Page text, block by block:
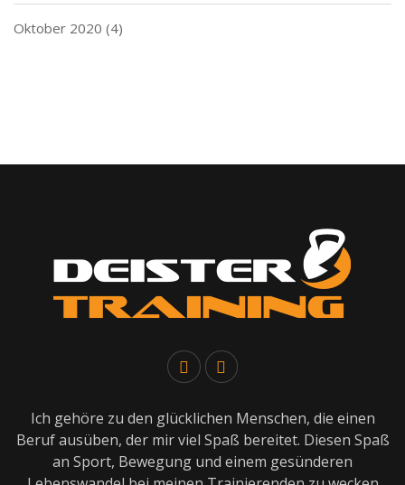
Oktober 2020 (4)
Ich gehöre zu den glücklichen Menschen, die einen
Beruf ausüben, der mir viel Spaß bereitet. Diesen Spaß
an Sport, Bewegung und einem gesünderen